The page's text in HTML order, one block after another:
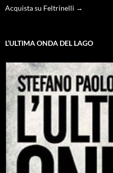
Acquista su Feltrinelli →
L’ULTIMA ONDA DEL LAGO